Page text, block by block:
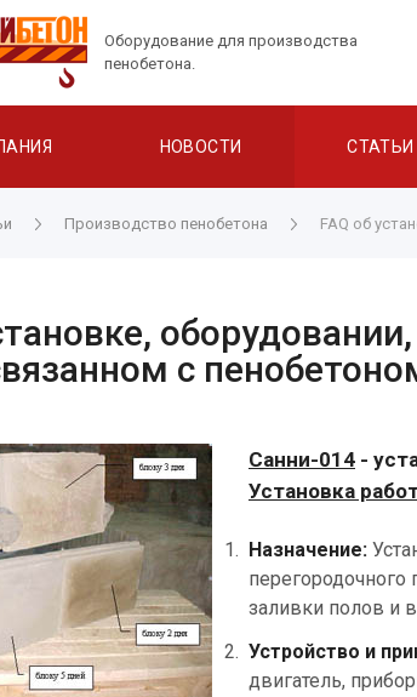
Оборудование для производства
пенобетона.
НОВОСТИ СТАТЬИ
Производство пенобетона FAQ об
с
Санни-014 -
Установка
Назначение:
перегородочного
заливки полов и в
Устройство и
двигатель,